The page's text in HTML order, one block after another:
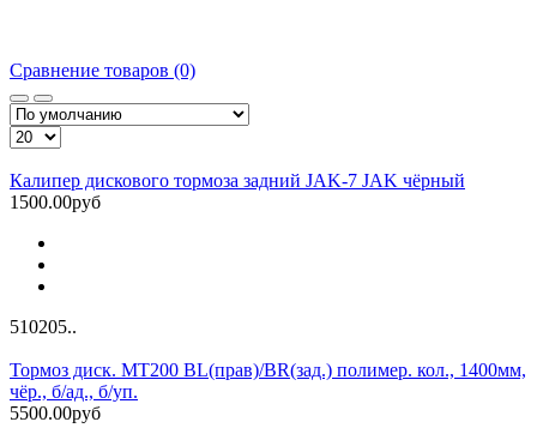
Сравнение товаров (0)
Калипер дискового тормоза задний JAK-7 JAK чёрный
1500.00руб
510205..
Тормоз диск. MT200 BL(прав)/BR(зад.) полимер. кол., 1400мм,
чёр., б/ад., б/уп.
5500.00руб